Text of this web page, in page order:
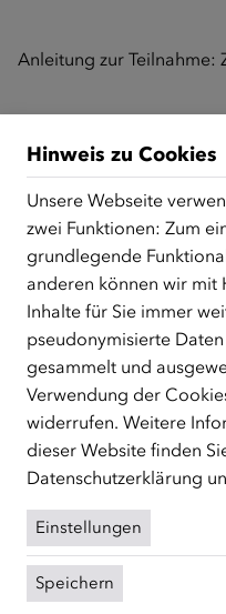
Anleitung zur Teilnahme:
ÜBER UNS
Der Österreichische
Republik Österreich, der
Schutzberechtigte,
zentrale Anlaufstelle bei
unterstützt.mehr
FacebookYouTubeInstagram
Über den ÖIF
Der Österreichische
Organigramm
Presse
Informationen erhalten
Hinweis zu Cookies
Unsere Webseite
zwei Funktionen: Zum
grundlegende
anderen können wir mit
Inhalte für Sie immer
pseudonymisierte
gesammelt und
Verwendung der
widerrufen. Weitere
dieser Website finden
Datenschutzerklärung
Einstellungen
Speichern